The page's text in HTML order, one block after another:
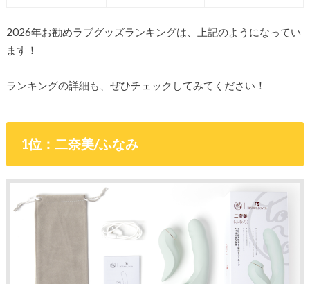
2026年お勧めラブグッズランキングは、上記のようになってい
ます！
ランキングの詳細も、ぜひチェックしてみてください！
1位：二奈美/ふなみ